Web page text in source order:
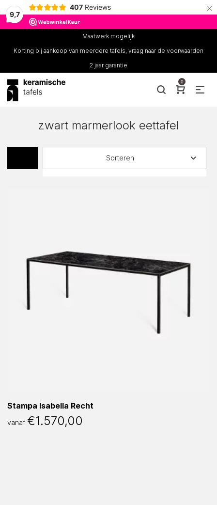
9,7
407 Reviews ×
Maatwerk mogelijk
Korting bij aankoop van meerdere tafels, vraag naar de voorwaarden
2 jaar garantie
0
zwart marmerlook eettafel
Sorteren
Stampa Isabella Recht
vanaf €1.570,00